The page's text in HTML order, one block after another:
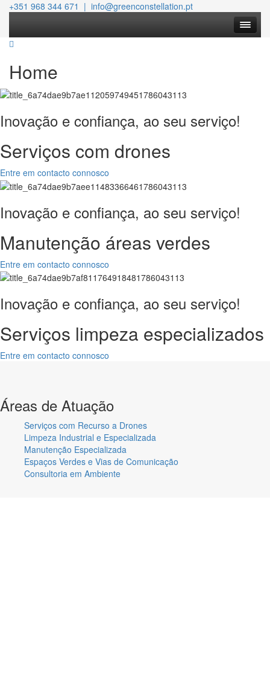
+351 968 344 671 | info@greenconstellation.pt
Home
Inovação e confiança, ao seu serviço!
Serviços com drones
Entre em contacto connosco
Inovação e confiança, ao seu serviço!
Manutenção áreas verdes
Entre em contacto connosco
Inovação e confiança, ao seu serviço!
Serviços limpeza especializados
Entre em contacto connosco
Áreas de Atuação
Serviços com Recurso a Drones
Limpeza Industrial e Especializada
Manutenção Especializada
Espaços Verdes e Vias de Comunicação
Consultoria em Ambiente